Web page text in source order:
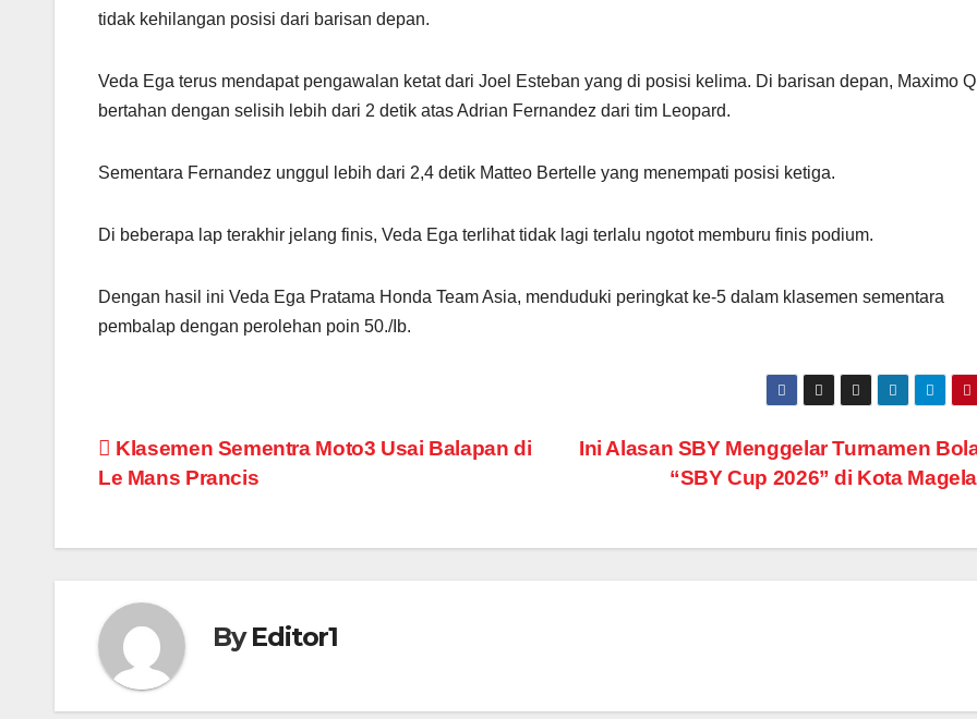
tidak kehilangan posisi dari barisan depan.
Veda Ega terus mendapat pengawalan ketat dari Joel Esteban yang di posisi kelima. Di barisan depan, Maximo
bertahan dengan selisih lebih dari 2 detik atas Adrian Fernandez dari tim Leopard.
Sementara Fernandez unggul lebih dari 2,4 detik Matteo Bertelle yang menempati posisi ketiga.
Di beberapa lap terakhir jelang finis, Veda Ega terlihat tidak lagi terlalu ngotot memburu finis podium.
Dengan hasil ini Veda Ega Pratama Honda Team Asia, menduduki peringkat ke-5 dalam klasemen sementara
pembalap dengan perolehan poin 50./Ib.
Post
Ini Alasan SBY Menggelar Turnamen
“SBY Cup 2026” di Kota
Klasemen Sementra Moto3 Usai Balapan di
Le Mans Prancis
ByEditor1